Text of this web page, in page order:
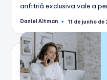
anfitriã exclusiva vale a
Postado
Daniel Altman 11 de junho de